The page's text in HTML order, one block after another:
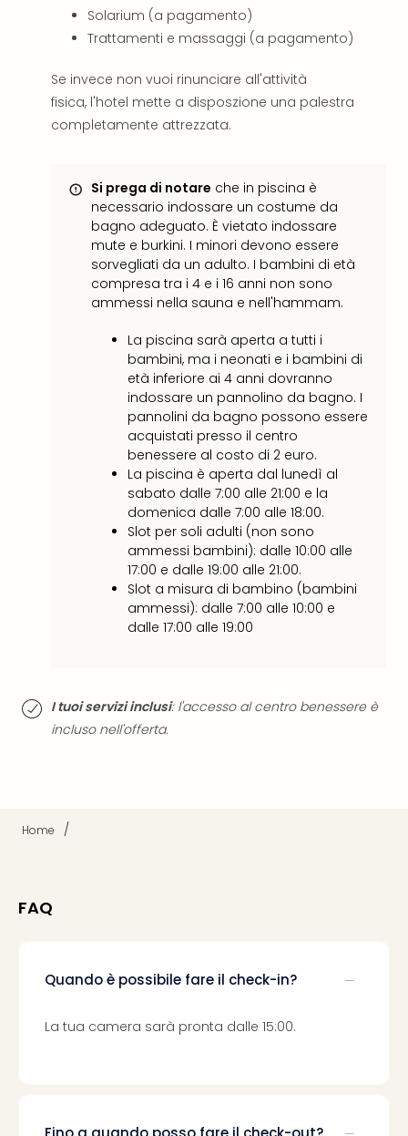
Solarium (a pagamento)
Trattamenti e massaggi (a pagamento)
Se invece non vuoi rinunciare all'attività
fisica, l'hotel mette a disposzione una palestra
completamente attrezzata.
Si prega di notare che in piscina è
necessario indossare un costume da
bagno adeguato. È vietato indossare
mute e burkini. I minori devono essere
sorvegliati da un adulto. I bambini di età
compresa tra i 4 e i 16 anni non sono
ammessi nella sauna e nell'hammam.
La piscina sarà aperta a tutti i
bambini, ma i neonati e i bambini di
età inferiore ai 4 anni dovranno
indossare un pannolino da bagno. I
pannolini da bagno possono essere
acquistati presso il centro
benessere al costo di 2 euro.
La piscina è aperta dal lunedì al
sabato dalle 7:00 alle 21:00 e la
domenica dalle 7:00 alle 18:00.
Slot per soli adulti (non sono
ammessi bambini): dalle 10:00 alle
17:00 e dalle 19:00 alle 21:00.
Slot a misura di bambino (bambini
ammessi): dalle 7:00 alle 10:00 e
dalle 17:00 alle 19:00
I tuoi servizi inclusi: l'accesso al centro benessere è
incluso nell'offerta.
Home /
FAQ
Quando è possibile fare il check-in?
La tua camera sarà pronta dalle 15:00.